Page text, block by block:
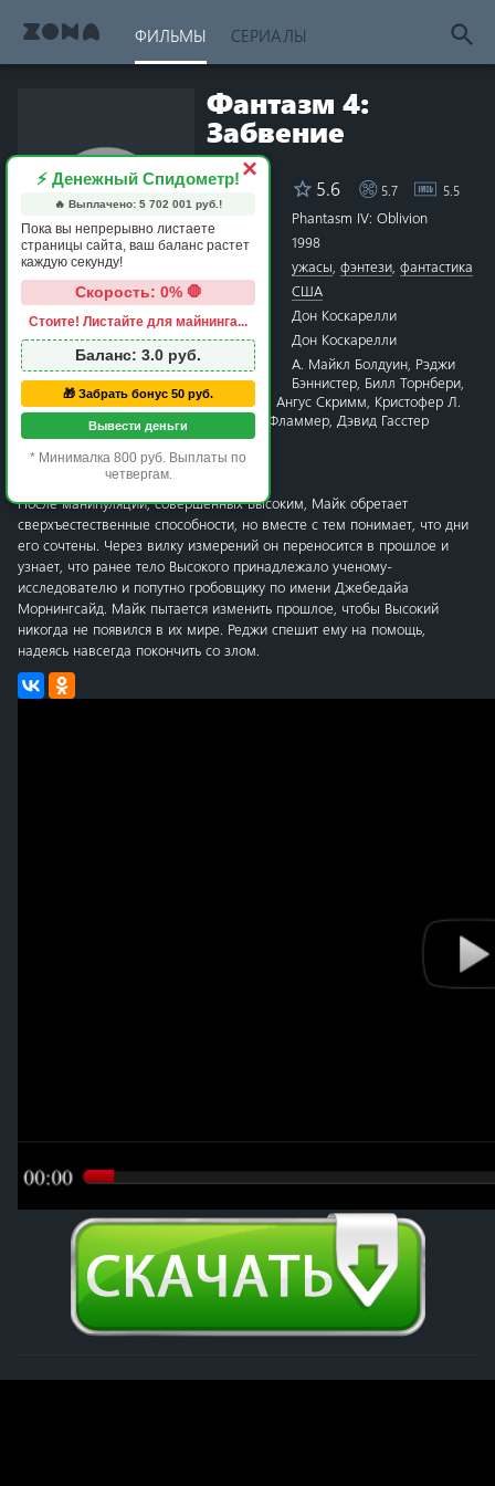
ФИЛЬМЫ СЕРИАЛЫ
10 stars
9 stars
8 stars
7 stars
6 stars
5 stars
4 stars
3 stars
2 stars
1 star
Фантазм 4:
Забвение
Рейтинг 5.6 5.7 5.5
Phantasm IV: Oblivion
Год
1998
ужасы фэнтези фантастика
США
Режиссёр
Дон Коскарелли
Сценарий
Дон Коскарелли
А. Майкл Болдуин Рэджи
Бэннистер Билл Торнбери
Хейди Марноут,Боб Айви Ангус Скримм Кристофер Л.
Стоун,Хлоя Кэй Сильвия Фламмер Дэвид Гасстер
Время
1 час 27 минут
Премьера
31 июля 1998 в мире
После манипуляций, совершённых Высоким, Майк обретает
сверхъестественные способности, но вместе с тем понимает, что дни
его сочтены. Через вилку измерений он переносится в прошлое и
узнает, что ранее тело Высокого принадлежало ученому-
исследователю и попутно гробовщику по имени Джебедайа
Морнингсайд. Майк пытается изменить прошлое, чтобы Высокий
никогда не появился в их мире. Реджи спешит ему на помощь,
надеясь навсегда покончить со злом.
×
⚡ Денежный Спидометр!
🔥 Выплачено: 5 702 001 руб.!
Пока вы непрерывно листаете
страницы сайта, ваш баланс растет
каждую секунду!
Скорость: 0% 🛑
Стоите! Листайте для майнинга...
Баланс: 3.0 руб.
🎁 Забрать бонус 50 руб.
Вывести деньги
* Минималка 800 руб. Выплаты по
четвергам.